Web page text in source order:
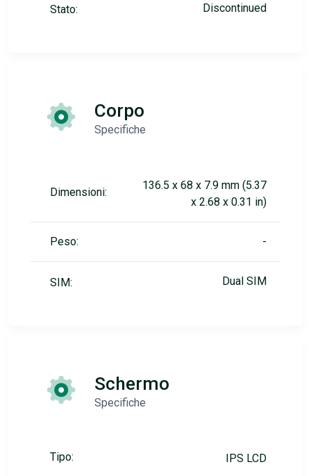
Stato: Discontinued
Corpo
Specifiche
Dimensioni:
136.5 x 68 x 7.9 mm (5.37
x 2.68 x 0.31 in)
Peso: -
SIM: Dual SIM
Schermo
Specifiche
Tipo: IPS LCD